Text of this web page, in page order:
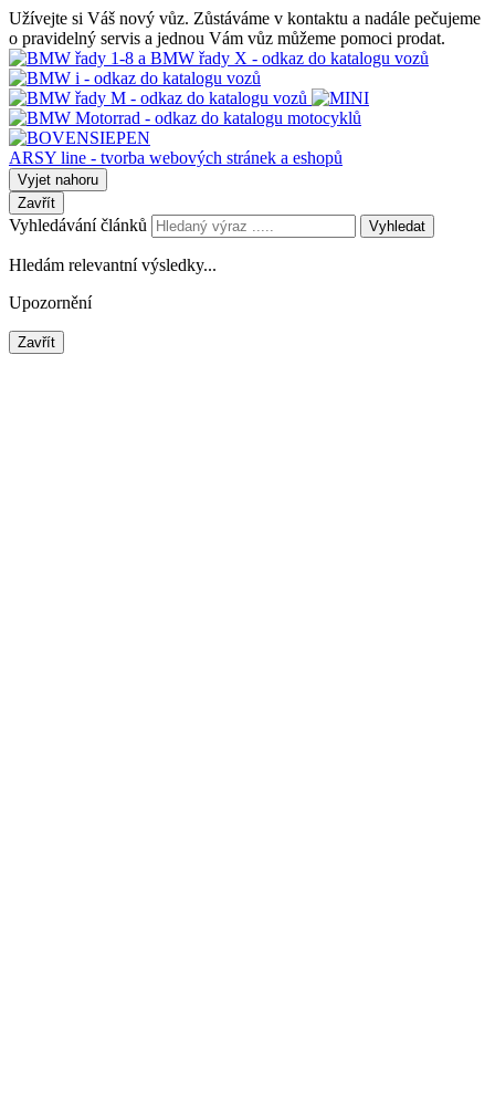
Užívejte si Váš nový vůz. Zůstáváme v kontaktu a nadále pečujeme
o pravidelný servis a jednou Vám vůz můžeme pomoci prodat.
ARSY line - tvorba webových stránek a eshopů
Vyjet nahoru
Zavřít
Vyhledávání článků Vyhledat
Hledám relevantní výsledky...
Upozornění
Zavřít